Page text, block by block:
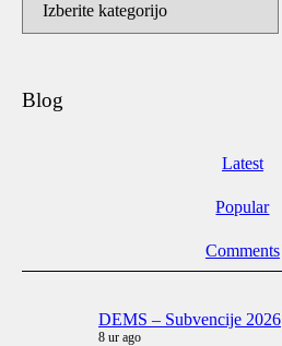
kategorije
Blog
Latest
Popular
Comments
DEMS – Subvencije 2026
8 ur ago